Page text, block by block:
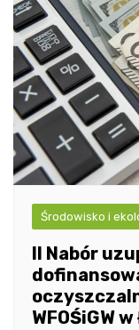
Środowisko i
II Nabór
WFOŚiGW